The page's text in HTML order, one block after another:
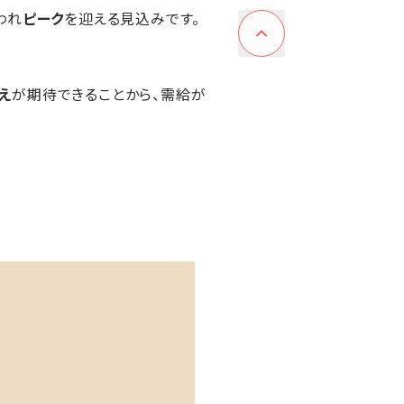
れピークを迎える見込みです。
が期待できることから、需給が